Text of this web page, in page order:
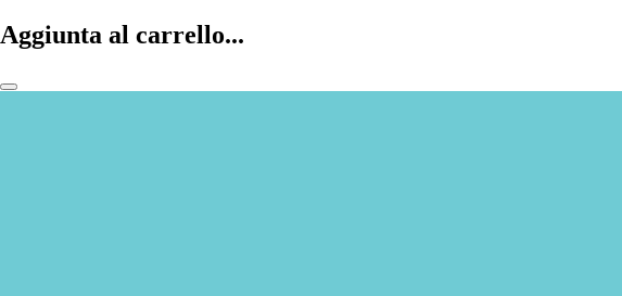
Aggiunta al carrello...